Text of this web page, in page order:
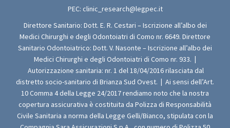
PEC: clinic_research@legpec.it
Direttore Sanitario: Dott. E. R. Cestari – Iscrizione all’albo dei
Medici Chirurghi e degli Odontoiatri di Como nr. 6649. Direttore
Sanitario Odontoiatrico: Dott. V. Nasonte – Iscrizione all’albo dei
Medici Chirurghi e degli Odontoiatri di Como nr. 933.
Autorizzazione sanitaria: nr. 1 del 18/04/2016 rilasciata dal
distretto socio-sanitario di Brianza Sud Ovest.
Ai sensi dell’Art.
10 Comma 4 della Legge 24/2017 rendiamo noto che la nostra
copertura assicurativa è costituita da Polizza di Responsabilità
Civile Sanitaria a norma della Legge Gelli/Bianco, stipulata con la